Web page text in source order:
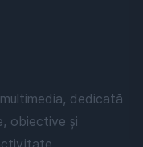
dedicată
obiective și